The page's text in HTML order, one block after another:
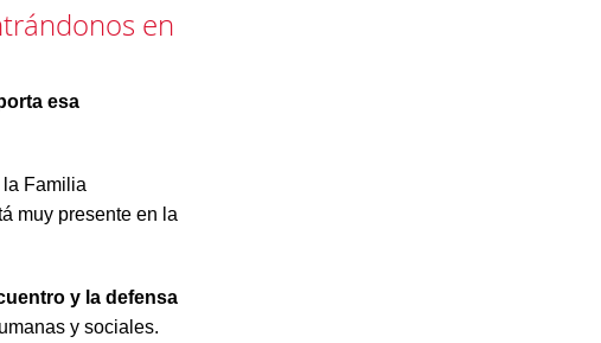
en
esa
Familia
muy presente en la
y la defensa
y sociales.